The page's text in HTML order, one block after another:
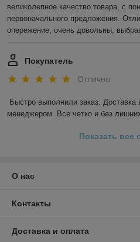
великолепное качество товара, с
первоначального предложения.
опережение, очень довольны,
Покупатель
Отлично
Быстро выполнили заказ. Доставка
менеджером. Все четко и без
Показать все
О нас
Контакты
Доставка и оплата